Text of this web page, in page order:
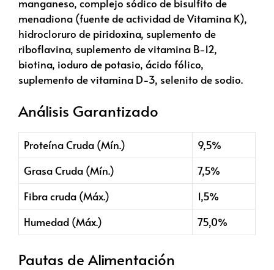
menadiona (fuente de actividad de Vitamina K),
hidrocloruro de piridoxina, suplemento de
riboflavina, suplemento de vitamina B-12,
biotina, ioduro de potasio, ácido fólico,
suplemento de vitamina D-3, selenito de sodio.
Análisis Garantizado
Proteína Cruda (Mín.)
9,5%
Grasa Cruda (Mín.)
7,5%
Fibra cruda (Máx.)
1,5%
Humedad (Máx.)
75,0%
Pautas de Alimentación